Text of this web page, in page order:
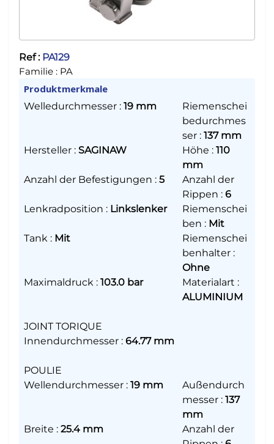
Ref : PA129
Familie : PA
Produktmerkmale
Welledurchmesser : 19 mm
Riemenschei
bedurchmes
ser : 137 mm
Hersteller : SAGINAW Höhe : 110
mm
Anzahl der Befestigungen : 5
Anzahl der
Rippen : 6
Lenkradposition : Linkslenker
Riemenschei
ben : Mit
Tank : Mit
Riemenschei
benhalter :
Ohne
Maximaldruck : 103.0 bar Materialart :
ALUMINIUM
JOINT TORIQUE
Innendurchmesser : 64.77 mm
POULIE
Wellendurchmesser : 19 mm
Außendurch
messer : 137
mm
Breite : 25.4 mm
Anzahl der